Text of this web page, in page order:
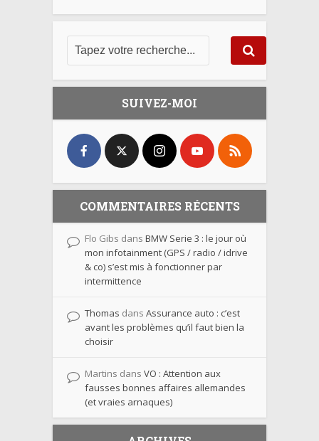
SUIVEZ-MOI
COMMENTAIRES RÉCENTS
Flo Gibs dans BMW Serie 3 : le jour où
mon infotainment (GPS / radio / idrive
& co) s’est mis à fonctionner par
intermittence
Thomas dans Assurance auto : c’est
avant les problèmes qu’il faut bien la
choisir
Martins dans VO : Attention aux
fausses bonnes affaires allemandes
(et vraies arnaques)